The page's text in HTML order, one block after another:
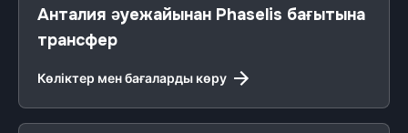
Анталия әуежайынан Phaselis бағытына
трансфер
Көліктер мен бағаларды көру